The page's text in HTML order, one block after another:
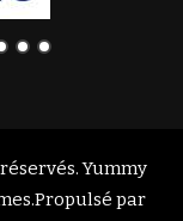
Yummy
.Propulsé par